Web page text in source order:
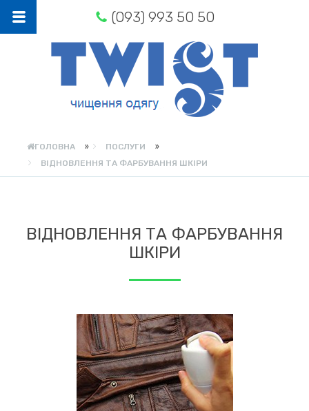
(093) 993 50 50
ГОЛОВНА » ПОСЛУГИ »
ВІДНОВЛЕННЯ ТА ФАРБУВАННЯ ШКІРИ
ВІДНОВЛЕННЯ ТА ФАРБУВАННЯ
ШКІРИ